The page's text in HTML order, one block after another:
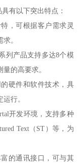
有以下突出特点：
，可根据客户需求灵
。
列产品支持多达8个模
的高要求。
硬件和软件技术，具
行。
开发环境，支持多种
Text（ST）等，为
的通讯接口，可与其